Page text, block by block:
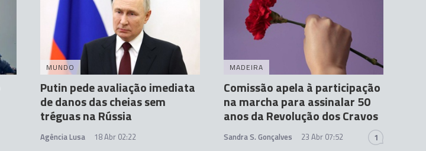
MUNDO
Putin pede avaliação imediata
de danos das cheias sem
tréguas na Rússia
Agência Lusa 18 Abr 02:22
MADEIRA
Comissão apela à participação
na marcha para assinalar 50
anos da Revolução dos Cravos
Sandra S. Gonçalves 23 Abr 07:52 1